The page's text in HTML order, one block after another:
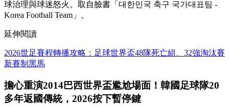
球治理與球迷怒火。取自臉書「대한민국 축구 국가대표팀 -
Korea Football Team」。
延伸閱讀
2026世足賽程轉播攻略：足球世界盃48隊死亡組、32強淘汰賽
新賽制黑馬
擔心重演2014巴西世界盃尷尬場面！韓國足球隊20
多年返國傳統，2026按下暫停鍵